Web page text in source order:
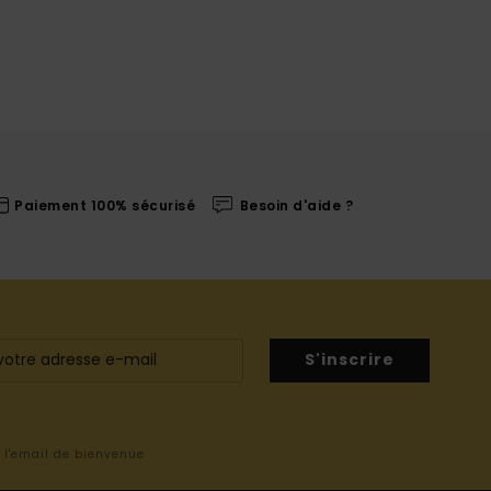
Paiement 100% sécurisé Besoin d'aide ?
S'inscrire
de bienvenue